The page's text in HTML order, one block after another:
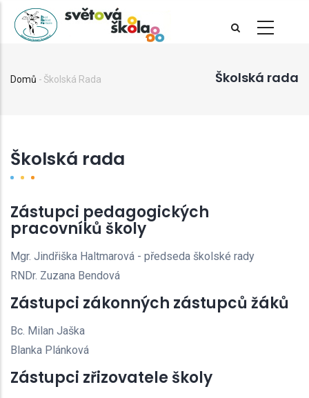
Přejít
Školská rada
Drobečková
Domů - Školská Rada
Školská rada
Zástupci pedagogických
pracovníků školy
Mgr. Jindřiška Haltmarová - předseda školské rady
RNDr. Zuzana Bendová
Zástupci zákonných zástupců žáků
Bc. Milan Jaška
Blanka Plánková
Zástupci zřizovatele školy